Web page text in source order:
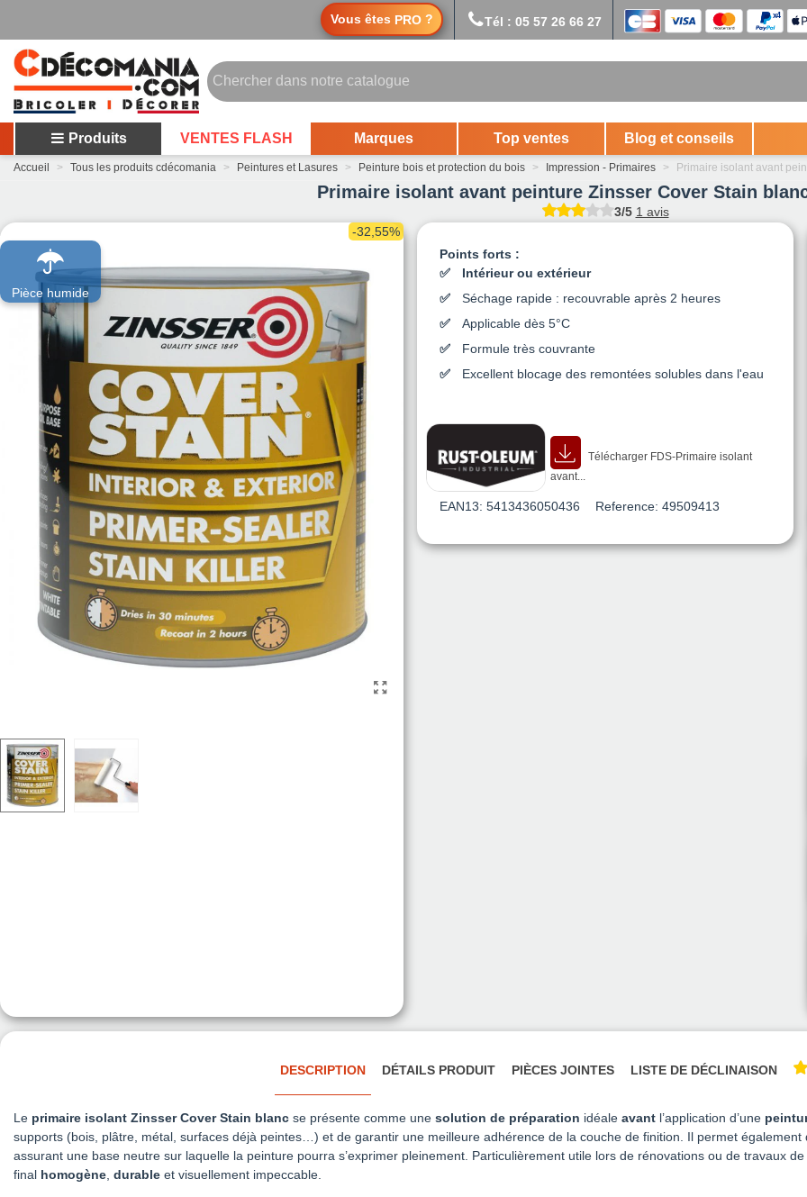
Vous êtes PRO ? Tél : 05 57 26 66 27
Produits VENTES FLASH Marques Top ventes Blog et conseils
Accueil > Tous les produits cdécomania > Peintures et Lasures > Peinture bois et protection du bois > Impression - Primaires > Primaire isolant avant
Primaire isolant avant peinture Zinsser Cover Stain
3/5 1 avis
Pièce humide
-32,55%
Points forts :
Intérieur ou extérieur
Séchage rapide : recouvrable après 2 heures
Applicable dès 5°C
Formule très couvrante
Excellent blocage des remontées solubles dans l'eau
Télécharger FDS-Primaire isolant
avant...
EAN13: 5413436050436 Reference: 49509413
DESCRIPTION DÉTAILS PRODUIT PIÈCES JOINTES LISTE DE DÉCLINAISON
Le primaire isolant Zinsser Cover Stain blanc se présente comme une solution de préparation idéale avant l’application d’une
supports (bois, plâtre, métal, surfaces déjà peintes…) et de garantir une meilleure adhérence de la couche de finition. Il permet
assurant une base neutre sur laquelle la peinture pourra s’exprimer pleinement. Particulièrement utile lors de rénovations ou de travaux
final homogène, durable et visuellement impeccable.